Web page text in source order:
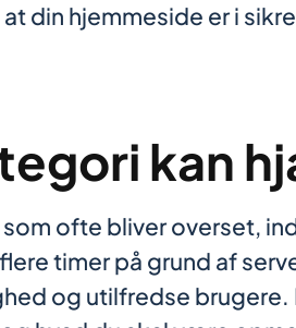
din hjemmeside er i
kan
ofte bliver overset,
timer på grund af
og utilfredse brugere.